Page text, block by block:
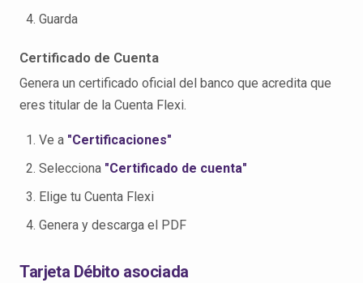
Guarda
Certificado de Cuenta
Genera un certificado oficial del banco que acredita que
eres titular de la Cuenta Flexi.
Ve a "Certificaciones"
Selecciona "Certificado de cuenta"
Elige tu Cuenta Flexi
Genera y descarga el PDF
Tarjeta Débito asociada